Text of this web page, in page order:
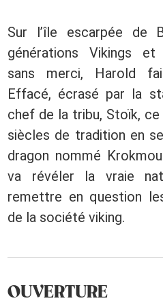
Sur l’île escarpée de
générations Vikings et
sans merci, Harold
Effacé, écrasé par la
chef de la tribu, Stoïk,
siècles de tradition en
dragon nommé
va révéler la vraie
remettre en question
de la société viking.
OUVERTURE